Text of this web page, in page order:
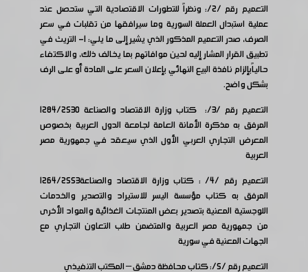
التعميم رقم /2/: ونظراً للتطورات الاقتصادية التي ستحصل عند
عملية استبدال العملة السورية وما سيرافقها من تقلبات في سعر
الصرف، صدر التعميم المذكور الذي يشير إلى ما يلي: 1- التريث في
تطبيق القرار المشار إليه لحين موافاتهم بما يخالف ذلك، والاكتفاء
حالياًبإلزام نافذة البيع النهائي بإعلان السعر على المادة أو على الرف
بشكل واضح.
التعميم رقم /3/: كتاب وزارة الاقتصاد والصناعة 1284/2530
المرفق به مذكرة الأمانة العامة لجامعة الدول العربية بخصوص
المعرض التجاري العربي الأول الذي سيعقد في جمهورية مصر
العربية
التعميم رقم /4/ : كتاب وزارة الاقتصاد والصناعة1264/2553
المرفق به كتاب مؤسسة اليسر للاستيراد والتصدير والخدمات
اللوجستية المعنية بتصدير بعض المنتجات الغذائية والمواد الأخرى
من جمهورية مصر العربية والمتضمن طلب التعاون التجاري مع
الجهات المعنية في سورية
التعميم رقم /5/: كتاب محافظة دمشق – المكتب التنفيذي